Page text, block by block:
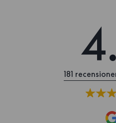
181